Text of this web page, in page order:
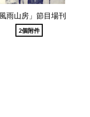
風雨山房」節目場刊
2個附件